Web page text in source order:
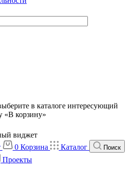
в каталоге интересующий
«В корзину»
0 Корзина Каталог Поиск
Проекты